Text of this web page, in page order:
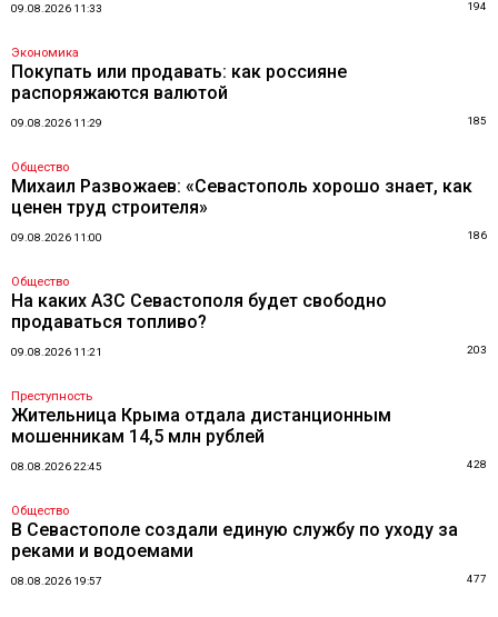
09.08.2026 11:33 194
Экономика
Покупать или продавать: как россияне
распоряжаются валютой
09.08.2026 11:29 185
Общество
Михаил Развожаев: «Севастополь хорошо знает, как
ценен труд строителя»
09.08.2026 11:00 186
Общество
На каких АЗС Севастополя будет свободно
продаваться топливо?
09.08.2026 11:21 203
Преступность
Жительница Крыма отдала дистанционным
мошенникам 14,5 млн рублей
08.08.2026 22:45 428
Общество
В Севастополе создали единую службу по уходу за
реками и водоемами
08.08.2026 19:57 477